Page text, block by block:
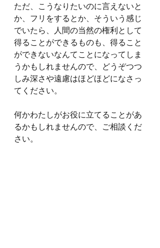
ただ、こうなりたいのに言えないと
か、フリをするとか、そういう感じ
でいたら、人間の当然の権利として
得ることができるものも、得ること
ができないなんてことになってしま
うかもしれませんので、どうぞつつ
しみ深さや遠慮はほどほどになさっ
てください。
何かわたしがお役に立てることがあ
るかもしれませんので、ご相談くだ
さい。